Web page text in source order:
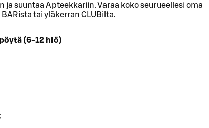
ja suuntaa Apteekkariin. Varaa koko seurueellesi oma
tai yläkerran CLUBilta.
(6-12 hlö)